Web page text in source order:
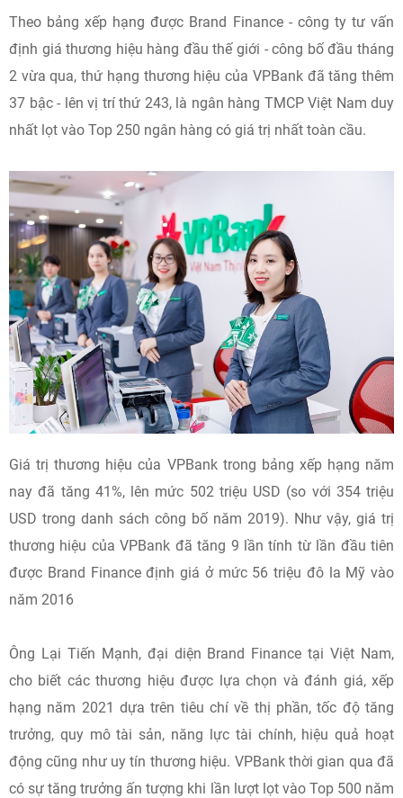
Theo bảng xếp hạng được Brand Finance - công ty tư vấn
định giá thương hiệu hàng đầu thế giới - công bố đầu tháng
2 vừa qua, thứ hạng thương hiệu của VPBank đã tăng thêm
37 bậc - lên vị trí thứ 243, là ngân hàng TMCP Việt Nam duy
nhất lọt vào Top 250 ngân hàng có giá trị nhất toàn cầu.
Giá trị thương hiệu của VPBank trong bảng xếp hạng năm
nay đã tăng 41%, lên mức 502 triệu USD (so với 354 triệu
USD trong danh sách công bố năm 2019). Như vậy, giá trị
thương hiệu của VPBank đã tăng 9 lần tính từ lần đầu tiên
được Brand Finance định giá ở mức 56 triệu đô la Mỹ vào
năm 2016
Ông Lại Tiến Mạnh, đại diện Brand Finance tại Việt Nam,
cho biết các thương hiệu được lựa chọn và đánh giá, xếp
hạng năm 2021 dựa trên tiêu chí về thị phần, tốc độ tăng
trưởng, quy mô tài sản, năng lực tài chính, hiệu quả hoạt
động cũng như uy tín thương hiệu. VPBank thời gian qua đã
có sự tăng trưởng ấn tượng khi lần lượt lọt vào Top 500 năm